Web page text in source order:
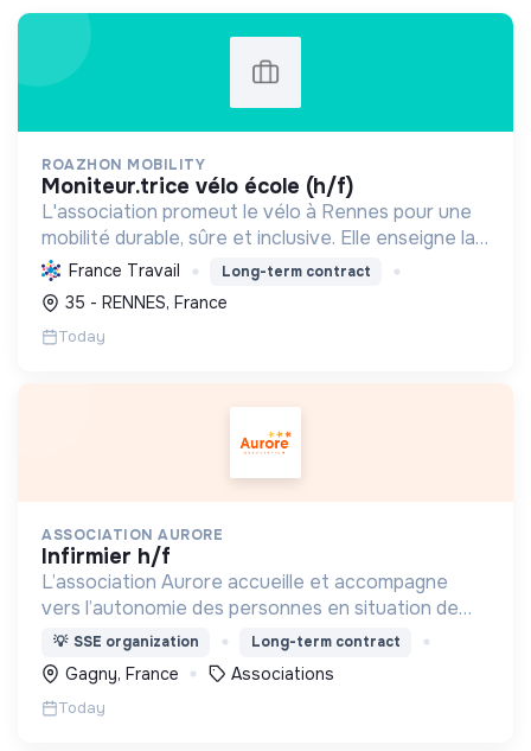
ROAZHON MOBILITY
moniteur.trice vélo école (h/f)
L'association promeut le vélo à Rennes pour une
mobilité durable, sûre et inclusive. Elle enseigne la
pratique et la sécurité, favorisant l'autonomie et
l'écologie.
France Travail Long-term contract
35 - RENNES, France
Today
ASSOCIATION AURORE
infirmier h/f
L’association Aurore accueille et accompagne
vers l’autonomie des personnes en situation de
précarité ou d’exclusion via l’hébergement, les
soins et l’insertion sociale et professionnelle.
💡 SSE organization Long-term contract
Gagny, France Associations
Today